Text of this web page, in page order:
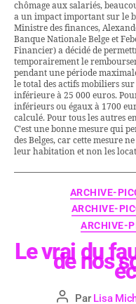
chômage aux salariés,
a un impact important sur le
Ministre des finances,
Banque Nationale Belge et
Financier) a décidé de
temporairement le
pendant une période
le total des actifs mobiliers
inférieure à 25 000 euros.
inférieurs ou égaux à 1700
calculé. Pour tous les autres
C’est une bonne mesure qui
des Belges, car cette mesure
leur habitation et non les
ARCHIVE-
ARCHIVE-
ARCHIVE-
Le vrai du
de nos
Par Lisa